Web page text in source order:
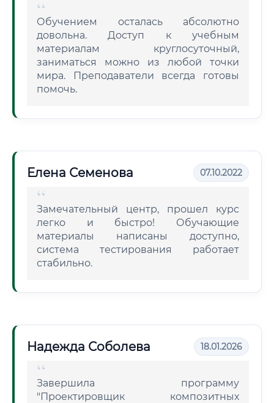
Обучением осталась абсолютно
довольна. Доступ к учебным
материалам круглосуточный,
заниматься можно из любой точки
мира. Преподаватели всегда готовы
помочь.
Елена Семенова 07.10.2022
Замечательный центр, прошел курс
легко и быстро! Обучающие
материалы написаны доступно,
система тестирования работает
стабильно.
Надежда Соболева 18.01.2026
Завершила программу
"Проектировщик композитных